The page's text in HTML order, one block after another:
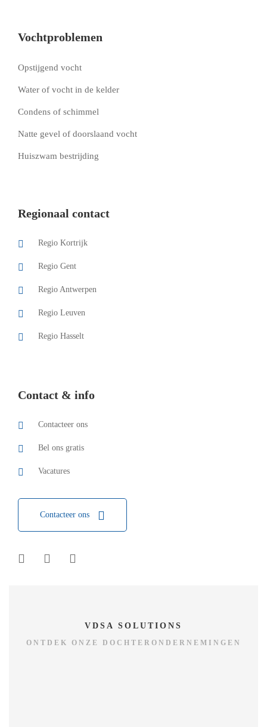
Vochtproblemen
Opstijgend vocht
Water of vocht in de kelder
Condens of schimmel
Natte gevel of doorslaand vocht
Huiszwam bestrijding
Regionaal contact
Regio Kortrijk
Regio Gent
Regio Antwerpen
Regio Leuven
Regio Hasselt
Contact & info
Contacteer ons
Bel ons gratis
Vacatures
Contacteer ons
VDSA SOLUTIONS
ONTDEK ONZE DOCHTERONDERNEMINGEN